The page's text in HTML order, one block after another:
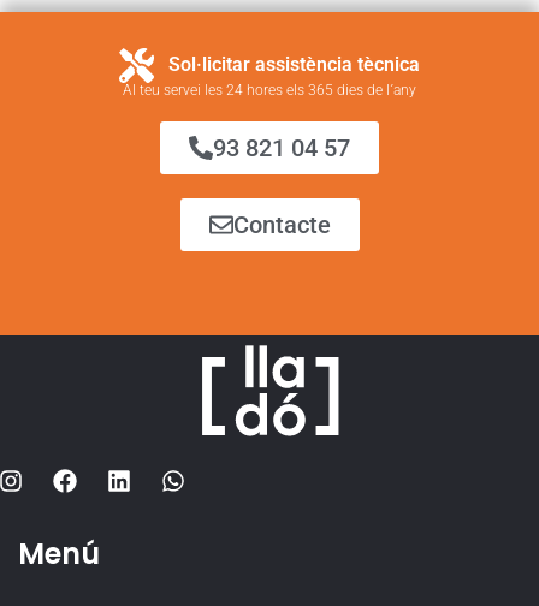
Sol·licitar assistència tècnica
Al teu servei les 24 hores els 365 dies de l´any
93 821 04 57
Contacte
Menú